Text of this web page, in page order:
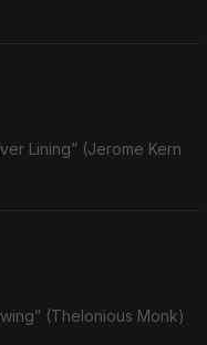
Lining” (Jerome Kern
(Thelonious Monk)